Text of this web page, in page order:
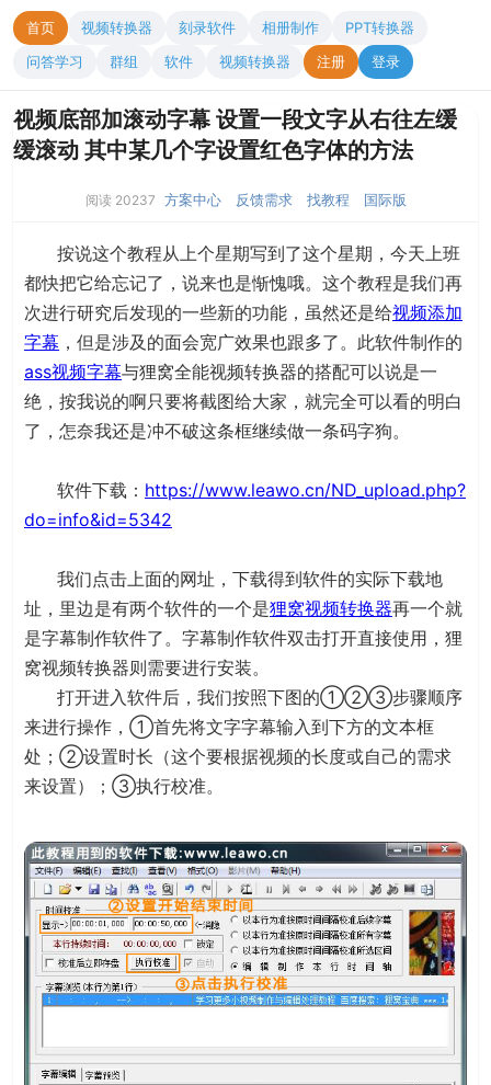
首页 视频转换器 刻录软件 相册制作
PPT转换器
问答学习
群组 软件 视频转换器 注册 登录
视频底部加滚动字幕 设置一段文字从右往左缓
缓滚动 其中某几个字设置红色字体的方法
阅读 20237 方案中心 反馈需求 找教程 国际版
按说这个教程从上个星期写到了这个星期，今天上班
都快把它给忘记了，说来也是惭愧哦。这个教程是我们再
次进行研究后发现的一些新的功能，虽然还是给视频添加
字幕 ，但是涉及的面会宽广效果也跟多了。此软件制作的
ass视频字幕与狸窝全能视频转换器的搭配可以说是一
绝，按我说的啊只要将截图给大家，就完全可以看的明白
了，怎奈我还是冲不破这条框继续做一条码字狗。
软件下载： https://www.leawo.cn/ND_upload.php?
do=info&id=5342
我们点击上面的网址，下载得到软件的实际下载地
址，里边是有两个软件的一个是狸窝视频转换器再一个就
是字幕制作软件了。字幕制作软件双击打开直接使用，狸
窝视频转换器则需要进行安装。
打开进入软件后，我们按照下图的①②③步骤顺序
来进行操作，①首先将文字字幕输入到下方的文本框
处；②设置时长（这个要根据视频的长度或自己的需求
来设置）；③执行校准。